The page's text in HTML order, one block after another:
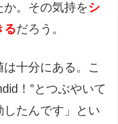
か。その気持をシ
るだろう。
十分にある。こ
！”とつぶやいて
たんです」とい